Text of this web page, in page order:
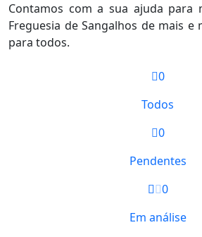
Contamos com a sua ajuda para
Freguesia de Sangalhos de mais e
para todos.
0
Todos
0
Pendentes
0
Em análise